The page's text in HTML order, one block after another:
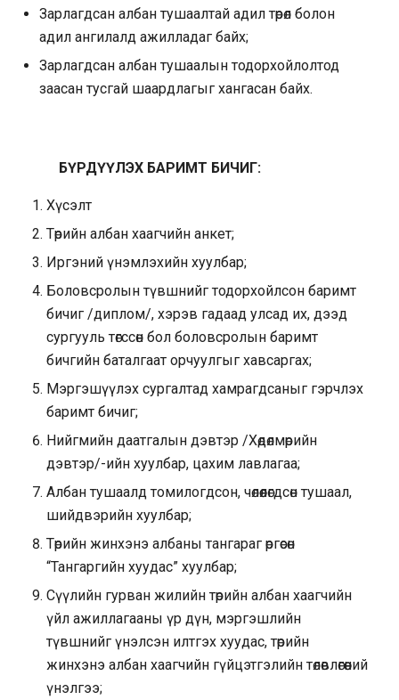
Зарлагдсан албан тушаалтай адил төрөл болон
адил ангилалд ажилладаг байх;
Зарлагдсан албан тушаалын тодорхойлолтод
заасан тусгай шаардлагыг хангасан байх.
БҮРДҮҮЛЭХ БАРИМТ БИЧИГ:
Хүсэлт
Төрийн албан хаагчийн анкет;
Иргэний үнэмлэхийн хуулбар;
Боловсролын түвшнийг тодорхойлсон баримт
бичиг /диплом/, хэрэв гадаад улсад их, дээд
сургууль төгссөн бол боловсролын баримт
бичгийн баталгаат орчуулгыг хавсаргах;
Мэргэшүүлэх сургалтад хамрагдсаныг гэрчлэх
баримт бичиг;
Нийгмийн даатгалын дэвтэр /Хөдөлмөрийн
дэвтэр/-ийн хуулбар, цахим лавлагаа;
Албан тушаалд томилогдсон, чөлөөлөгдсөн тушаал,
шийдвэрийн хуулбар;
Төрийн жинхэнэ албаны тангараг өргөсөн
“Тангаргийн хуудас” хуулбар;
Сүүлийн гурван жилийн төрийн албан хаагчийн
үйл ажиллагааны үр дүн, мэргэшлийн
түвшнийг үнэлсэн илтгэх хуудас, төрийн
жинхэнэ албан хаагчийн гүйцэтгэлийн төлөвлөгөөний
үнэлгээ;